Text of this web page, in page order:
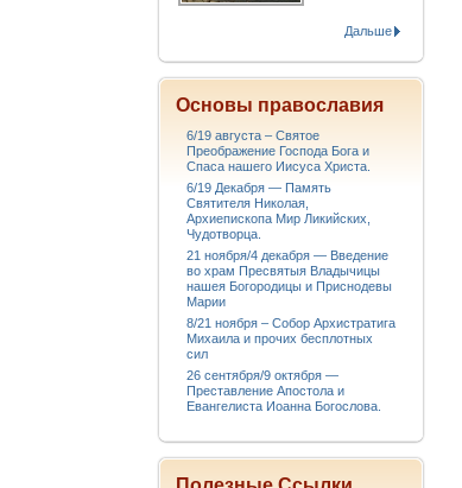
Дальше
Основы православия
6/19 августа – Святое
Преображение Господа Бога и
Спаса нашего Иисуса Христа.
6/19 Декабря — Память
Святителя Николая,
Архиепископа Мир Ликийских,
Чудотворца.
21 ноября/4 декабря — Введение
во храм Пресвятыя Владычицы
нашея Богородицы и Приснодевы
Марии
8/21 ноября – Собор Архистратига
Михаила и прочих бесплотных
сил
26 сентября/9 октября —
Преставление Апостола и
Евангелиста Иоанна Богослова.